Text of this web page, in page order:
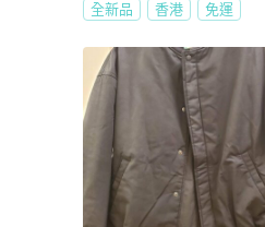
全新品 香港 免運